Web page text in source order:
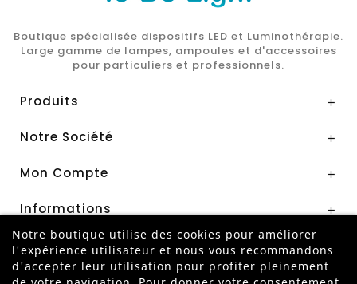
Boutique spécialisée dispositifs LED et Luminothérapie.
Large gamme de lampes, ampoules et d'accessoires
pour particuliers et professionnels.
Produits 
Notre Société 
Mon Compte 
Informations 
Paiement Sécurisé par
Notre boutique utilise des cookies pour améliorer
l'expérience utilisateur et nous vous recommandons
d'accepter leur utilisation pour profiter pleinement